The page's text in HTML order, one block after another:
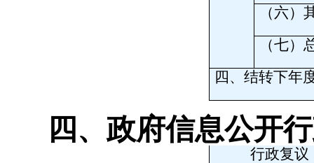
（六）
（七）
四、结转下年
四、政府信息公开
行政复议